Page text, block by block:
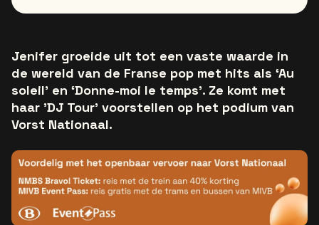
Jenifer groeide uit tot een vaste waarde in
de wereld van de Franse pop met hits als ‘Au
soleil’ en ‘Donne-moi le temps’. Ze komt met
haar 'DJ Tour' voorstellen op het podium van
Vorst Nationaal.